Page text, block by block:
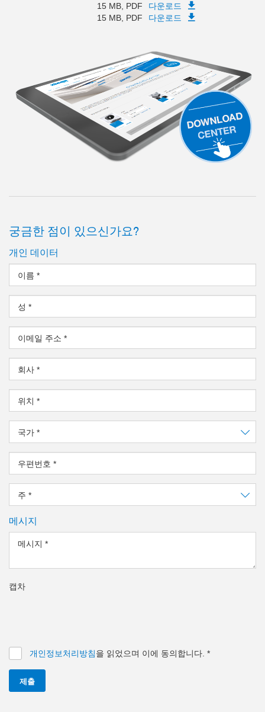
15 MB, PDF
다운로드
15 MB, PDF
다운로드
궁금한 점이 있으신가요?
개인 데이터
이름 *
성 *
이메일 주소 *
회사 *
위치 *
국가 *
우편번호 *
주 *
메시지
메시지 *
캡차
개인정보처리방침을 읽었으며 이에 동의합니다. *
제출